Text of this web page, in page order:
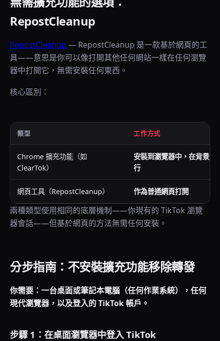
RepostCleanup
RepostCleanup — RepostCleanup 是一款基於網頁的工
具——意思是你可以像打開其他任何網站一樣在任何瀏覽
器中打開它，無需安裝任何東西。
核心區別：
類型 工作方式
Chrome 擴充功能（如
ClearTok）
安裝到瀏覽器中，在背景運
行
網頁工具（RepostCleanup） 作為普通網頁打開
兩種類型使用相同的底層機制——你現有的 TikTok 瀏覽
器會話——但基於網頁的方法無需任何安裝。
分步指南：不安裝擴充功能移除轉發
你需要：一台桌面或筆記本電腦（任何作業系統），任何
現代瀏覽器，以及登入的 TikTok 帳戶。
步驟 1：在桌面瀏覽器中登入 TikTok